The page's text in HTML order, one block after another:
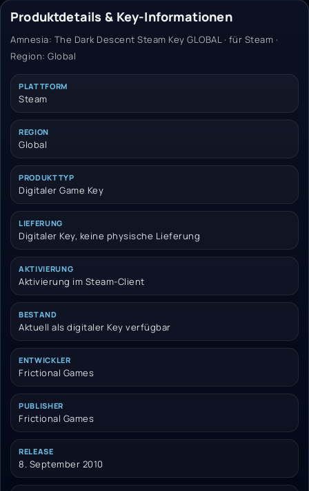
Produktdetails & Key-Informationen
Amnesia: The Dark Descent Steam Key GLOBAL · für Steam ·
Region: Global
PLATTFORM
Steam
REGION
Global
PRODUKTTYP
Digitaler Game Key
LIEFERUNG
Digitaler Key, keine physische Lieferung
AKTIVIERUNG
Aktivierung im Steam-Client
BESTAND
Aktuell als digitaler Key verfügbar
ENTWICKLER
Frictional Games
PUBLISHER
Frictional Games
RELEASE
8. September 2010